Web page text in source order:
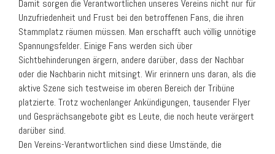
Damit sorgen die Verantwortlichen unseres Vereins nicht nur für
Unzufriedenheit und Frust bei den betroffenen Fans, die ihren
Stammplatz räumen müssen. Man erschafft auch völlig unnötige
Spannungsfelder. Einige Fans werden sich über
Sichtbehinderungen ärgern, andere darüber, dass der Nachbar
oder die Nachbarin nicht mitsingt. Wir erinnern uns daran, als die
aktive Szene sich testweise im oberen Bereich der Tribüne
platzierte. Trotz wochenlanger Ankündigungen, tausender Flyer
und Gesprächsangebote gibt es Leute, die noch heute verärgert
darüber sind.
Den Vereins-Verantwortlichen sind diese Umstände, die